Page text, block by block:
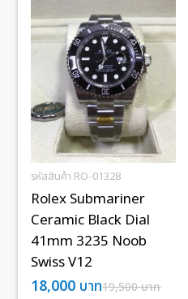
รหัสสินค้า RO-01328
Rolex Submariner
Ceramic Black Dial
41mm 3235 Noob
Swiss V12
19,500บาท
18,000 บาท